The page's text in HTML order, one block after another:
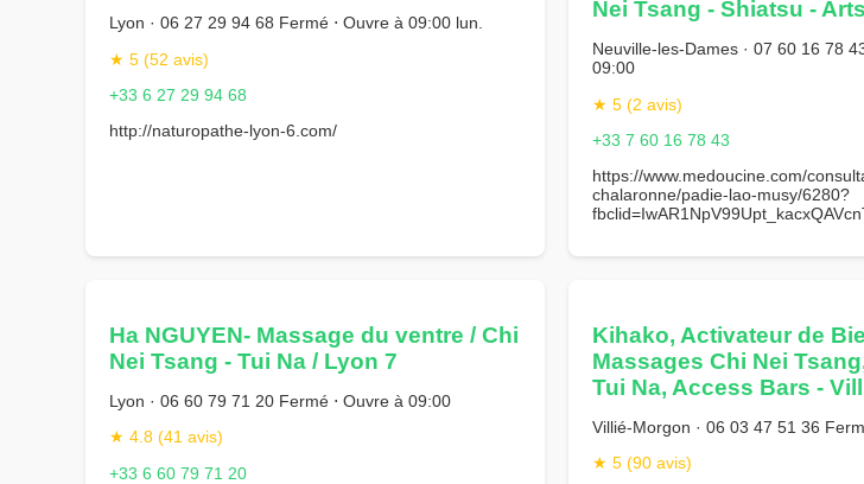
Lyon · 06 27 29 94 68 Fermé ⋅ Ouvre à 09:00 lun.
★ 5 (52 avis)
+33 6 27 29 94 68
http://naturopathe-lyon-6.com/
Nei Tsang - Shiatsu -
Neuville-les-Dames · 07 60 16 78
09:00
★ 5 (2 avis)
+33 7 60 16 78 43
https://www.medoucine.com/
chalaronne/padie-lao-musy/6280?
Ha NGUYEN- Massage du ventre / Chi
Nei Tsang - Tui Na / Lyon 7
Lyon · 06 60 79 71 20 Fermé ⋅ Ouvre à 09:00
★ 4.8 (41 avis)
+33 6 60 79 71 20
Kihako, Activateur de
Massages Chi Nei
Tui Na, Access Bars -
Villié-Morgon · 06 03 47 51 36
★ 5 (90 avis)